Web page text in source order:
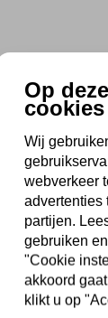
Op
Wij
webverkeer
advertenties
partijen.
gebruiken
"Cookie
akkoord
klikt u op